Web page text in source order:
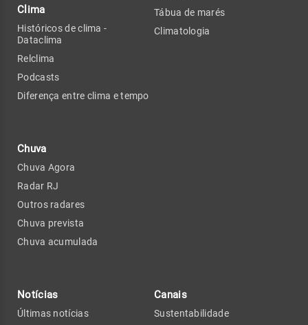
Clima
Históricos de clima -
Dataclima
Relclima
Podcasts
Diferença entre clima e tempo
Chuva
Chuva Agora
Radar RJ
Outros radares
Chuva prevista
Chuva acumulada
Tábua de marés
Climatologia
Notícias
Últimas notícias
Canais
Sustentabilidade